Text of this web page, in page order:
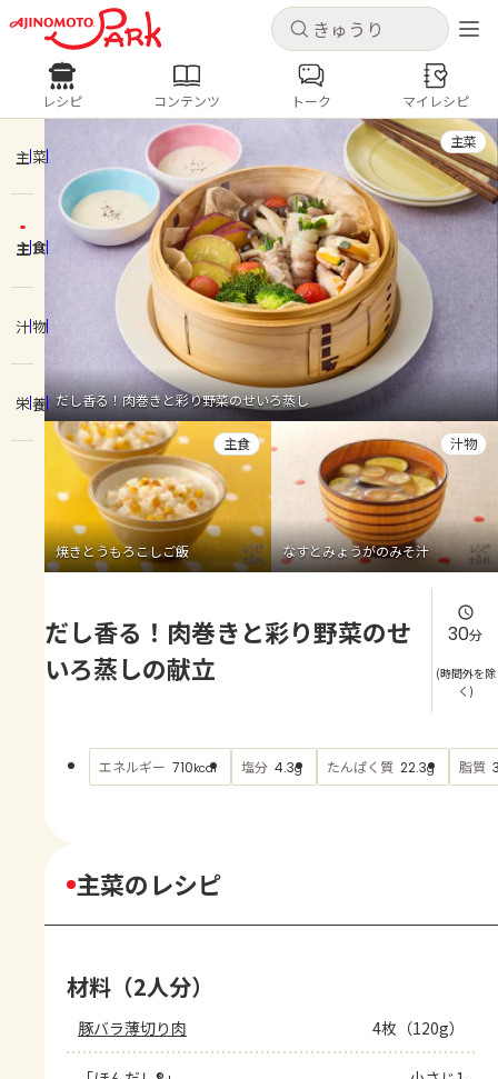
キャンセル
ログインするとレシピを保存できます
ログイン 新規登録
ホーム
コンテンツ
レシピ
トーク
よくあるお問い合わせ
お買い物
AJINOMOTO PARK とは
キャンセル
レシピ コンテンツ
人気の食材・レシピ
きゅうり なす トマト
とうもろこし
ピーマン
みょうが ゴーヤ
レシピ コンテンツ トーク マイレシピ
主菜
主食
汁物
栄養 だし香る！肉巻きと彩り野菜のせいろ蒸し
主菜
焼きとうもろこしご飯
主食
なすとみょうがのみそ汁
汁物
だし香る！肉巻きと彩り野菜のせ
いろ蒸しの献立
30分
(時間外を除
く)
エネルギー 710kcal 塩分 4.3g たんぱく質 22.3g 脂質
主菜のレシピ
材料（2人分）
豚バラ薄切り肉 4枚（120g）